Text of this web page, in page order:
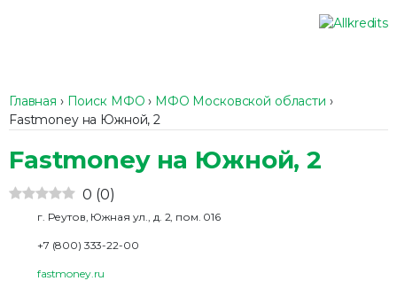
Главная › Поиск МФО › МФО Московской области ›
Fastmoney на Южной, 2
Fastmoney на Южной, 2
0 (0)
г. Реутов, Южная ул., д. 2, пом. 016
+7 (800) 333-22-00
fastmoney.ru